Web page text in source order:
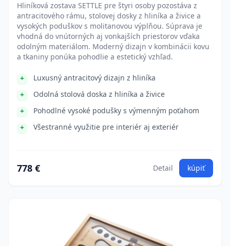
Hliníková zostava SETTLE pre štyri osoby pozostáva z
antracitového rámu, stolovej dosky z hliníka a živice a
vysokých poduškov s molitanovou výplňou. Súprava je
vhodná do vnútorných aj vonkajších priestorov vďaka
odolným materiálom. Moderný dizajn v kombinácii kovu
a tkaniny ponúka pohodlie a estetický vzhľad.
Luxusný antracitový dizajn z hliníka
Odolná stolová doska z hliníka a živice
Pohodlné vysoké podušky s výmenným poťahom
Všestranné využitie pre interiér aj exteriér
778 € Detail kúpiť